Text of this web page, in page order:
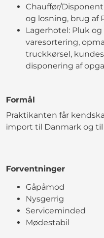
Chauffør/
og losning, brug af
Lagerhotel: Pluk
varesortering,
truckkørsel,
disponering af
Formål
Praktikanten får
import til Danmark og
Forventninger
Gåpåmod
Nysgerrig
Serviceminded
Mødestabil